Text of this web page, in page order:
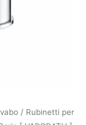
/ Rubinetti per